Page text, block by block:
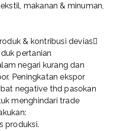
makanan & minuman,
& kontribusi devias
pertanian
negari kurang dan
Peningkatan ekspor
negative thd pasokan
menghindari trade
produksi.